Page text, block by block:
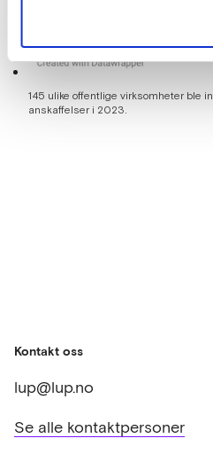
145 ulike offentlige virksomheter ble
anskaffelser i 2023.
Kontakt oss
lup@lup.no
Se alle kontaktpersoner